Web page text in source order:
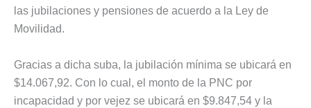
las jubilaciones y pensiones de acuerdo a la Ley de
Movilidad.
Gracias a dicha suba, la jubilación mínima se ubicará en
$14.067,92. Con lo cual, el monto de la PNC por
incapacidad y por vejez se ubicará en $9.847,54 y la